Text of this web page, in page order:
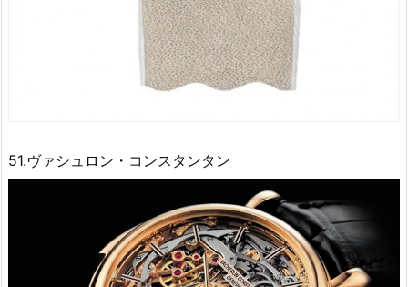
51.ヴァシュロン・コンスタンタン